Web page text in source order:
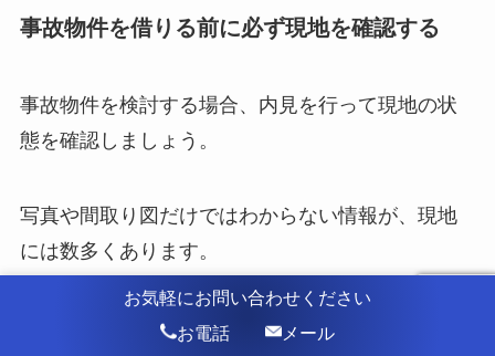
事故物件を借りる前に必ず現地を確認する
事故物件を検討する場合、内見を行って現地の状
態を確認しましょう。
写真や間取り図だけではわからない情報が、現地
には数多くあります。
壁や床のシミ・変色、共用部分や周辺環境の雰囲
お気軽にお問い合わせください
お電話
メール